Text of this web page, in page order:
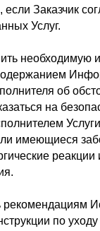
если Заказчик
Услуг.
необходимую
об
на
имеющиеся
реакции
рекомендациям
по